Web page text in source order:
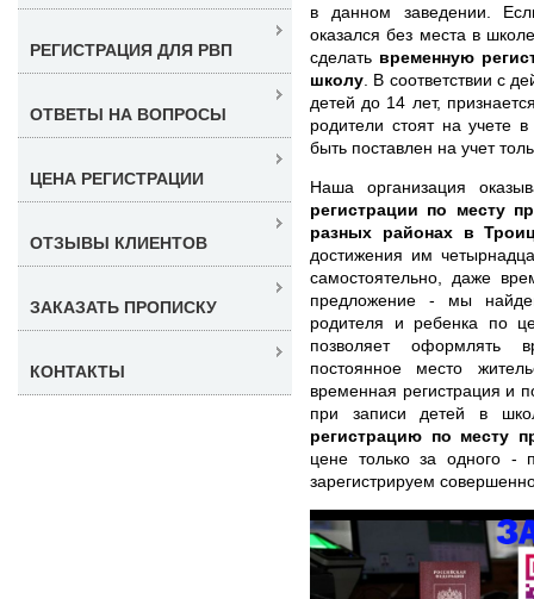
в данном заведении.
оказался без места в
сделать временную
школу . В соответствии с
детей до 14 лет,
родители стоят на учете
быть поставлен на учет
Наша организация
регистрации по месту
разных районах в
достижения им
самостоятельно, даже
предложение - мы
родителя и ребенка по
позволяет оформлять
постоянное место
временная регистрация и
при записи детей в
регистрацию по месту
цене только за одного
зарегистрируем
РЕГИСТРАЦИЯ ДЛЯ РВП
ОТВЕТЫ НА ВОПРОСЫ
ЦЕНА РЕГИСТРАЦИИ
ОТЗЫВЫ КЛИЕНТОВ
ЗАКАЗАТЬ ПРОПИСКУ
КОНТАКТЫ